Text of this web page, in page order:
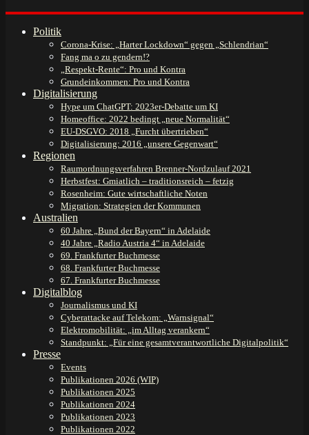
Politik
Corona-Krise: „Harter Lockdown“ gegen „Schlendrian“
Fang ma o zu gendern!?
„Respekt-Rente“: Pro und Kontra
Grundeinkommen: Pro und Kontra
Digitalisierung
Hype um ChatGPT: 2023er-Debatte um KI
Homeoffice: 2022 bedingt „neue Normalität“
EU-DSGVO: 2018 „Furcht übertrieben“
Digitalisierung: 2016 „unsere Gegenwart“
Regionen
Raumordnungsverfahren Brenner-Nordzulauf 2021
Herbstfest: Gmiatlich – traditionsreich – fetzig
Rosenheim: Gute wirtschaftliche Noten
Migration: Strategien der Kommunen
Australien
60 Jahre „Bund der Bayern“ in Adelaide
40 Jahre „Radio Austria 4“ in Adelaide
69. Frankfurter Buchmesse
68. Frankfurter Buchmesse
67. Frankfurter Buchmesse
Digitalblog
Journalismus und KI
Cyberattacke auf Telekom: „Warnsignal“
Elektromobilität: „im Alltag verankern“
Standpunkt: „Für eine gesamtverantwortliche Digitalpolitik“
Presse
Events
Publikationen 2026 (WIP)
Publikationen 2025
Publikationen 2024
Publikationen 2023
Publikationen 2022